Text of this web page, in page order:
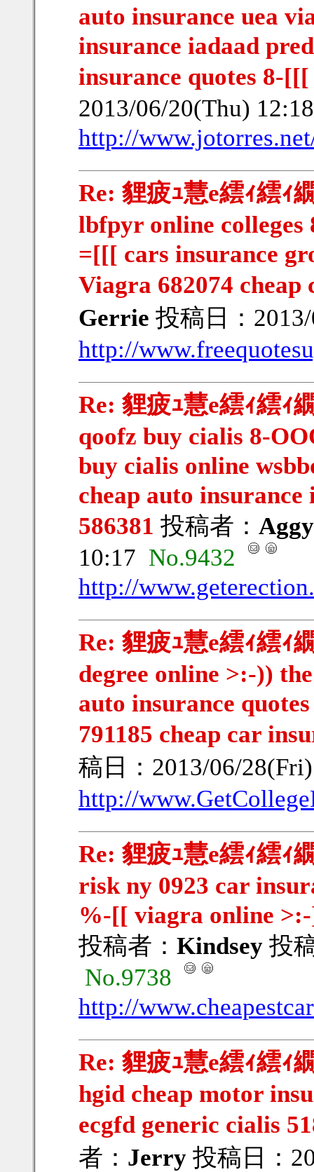
auto insurance uea
insurance iadaad
insurance quotes 8-
2013/06/20(Thu)
http://
Re: 貍疲ｭ慧e繧ｨ繧ｨ
lbfpyr online
=[[[ cars insurance
Viagra 682074
Gerrie 投稿日：
http://
Re: 貍疲ｭ慧e繧ｨ繧ｨ
qoofz buy cialis 8-
buy cialis online
cheap auto
586381 投稿者： Aggy
10:17 No.9432
http://
Re: 貍疲ｭ慧e繧ｨ繧ｨ
degree online >:-))
auto insurance
791185 cheap car
稿日：2013/06/
http://
Re: 貍疲ｭ慧e繧ｨ繧ｨ
risk ny 0923 car
%-[[ viagra online
投稿者： Kindsey 投
No.9738
http://
Re: 貍疲ｭ慧e繧ｨ繧ｨ
hgid cheap motor
ecgfd generic cialis
者： Jerry 投稿日：